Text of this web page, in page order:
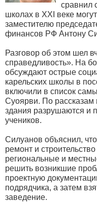
сравнил
школах в XXI веке
заместителю
финансов РФ Антону
Разговор об этом шел
справедливость». На
обсуждают острые
карельских школы в
включили в список
Суоярви. По
здания разрушаются и
учеников.
Силуанов объяснил,
ремонт и
региональные и
решить возникшие
проектную
подрядчика, а затем
заведение.